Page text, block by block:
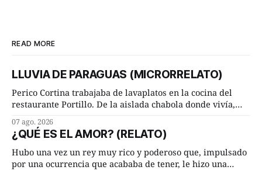
READ MORE
LLUVIA DE PARAGUAS (MICRORRELATO)
Perico Cortina trabajaba de lavaplatos en la cocina del
restaurante Portillo. De la aislada chabola donde vivía,
cuarto de hora andando a buen paso. Cierta noche,
terminada su jornada laboral caminaba él hacía su mísera
morada cundo comenzó a llover
07 ago. 2026
¿QUÉ ES EL AMOR? (RELATO)
Hubo una vez un rey muy rico y poderoso que, impulsado
por una ocurrencia que acababa de tener, le hizo una